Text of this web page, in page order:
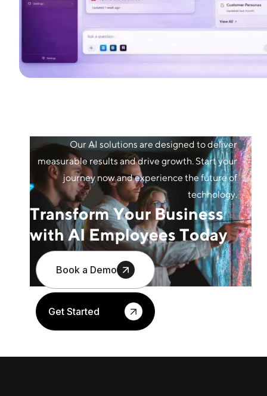
Our AI solutions are designed to deliver
measurable results and drive growth. Start your
journey now and experience the future of
technology.
Transform Your Business
with AI Employees Today
Book a Demo
Get Started